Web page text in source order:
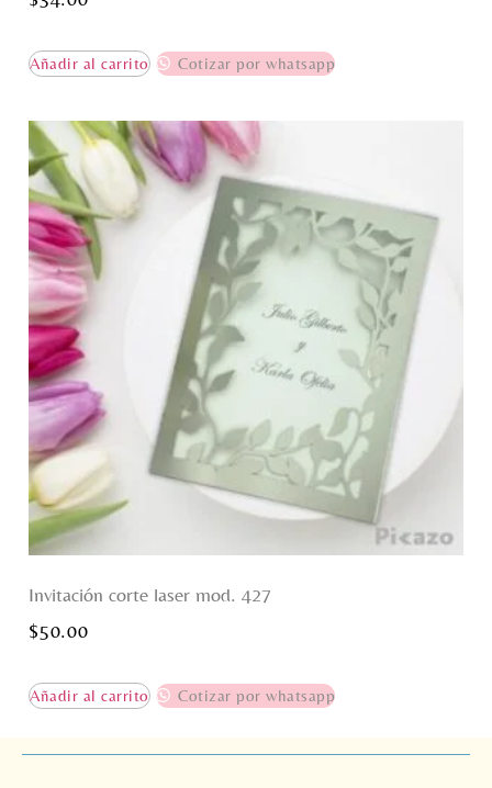
Añadir al carrito Cotizar por whatsapp
Invitación corte laser mod. 427
$50.00
Añadir al carrito Cotizar por whatsapp